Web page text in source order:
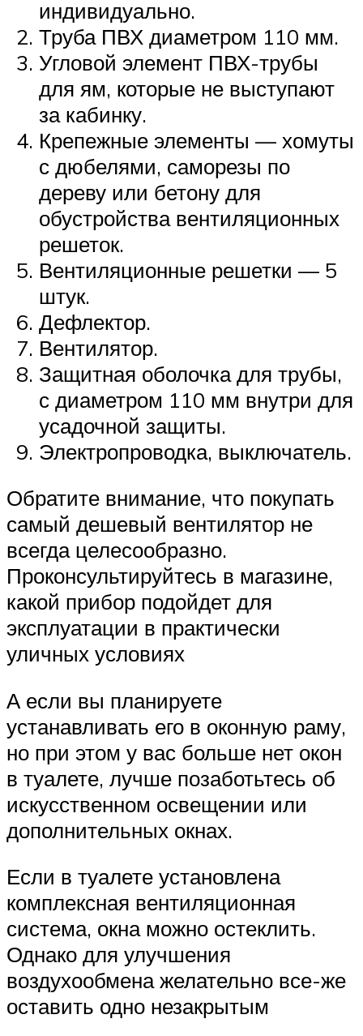
индивидуально.
Труба ПВХ диаметром 110 мм.
Угловой элемент ПВХ-трубы
для ям, которые не выступают
за кабинку.
Крепежные элементы — хомуты
с дюбелями, саморезы по
дереву или бетону для
обустройства вентиляционных
решеток.
Вентиляционные решетки — 5
штук.
Дефлектор.
Вентилятор.
Защитная оболочка для трубы,
с диаметром 110 мм внутри для
усадочной защиты.
Электропроводка, выключатель.
Обратите внимание, что покупать
самый дешевый вентилятор не
всегда целесообразно.
Проконсультируйтесь в магазине,
какой прибор подойдет для
эксплуатации в практически
уличных условиях
А если вы планируете
устанавливать его в оконную раму,
но при этом у вас больше нет окон
в туалете, лучше позаботьтесь об
искусственном освещении или
дополнительных окнах.
Если в туалете установлена
комплексная вентиляционная
система, окна можно остеклить.
Однако для улучшения
воздухообмена желательно все-же
оставить одно незакрытым